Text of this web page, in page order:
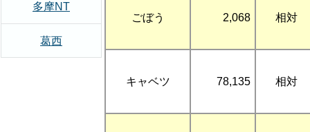
ごぼう 2,068 相対
キャベツ 78,135 相対
多摩NT
葛西